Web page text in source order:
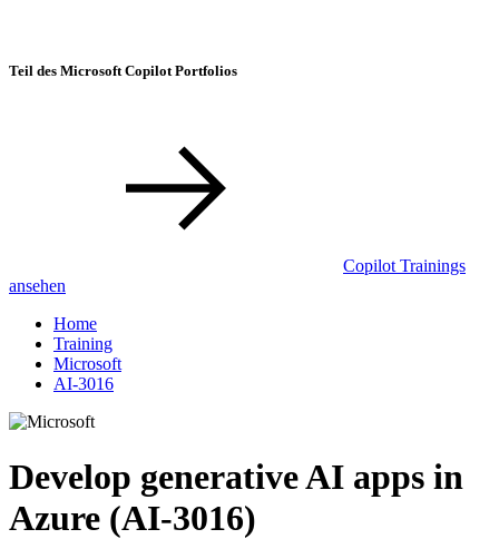
Teil des Microsoft Copilot Portfolios
Copilot Trainings
ansehen
Home
Training
Microsoft
AI-3016
Develop generative AI apps in
Azure (AI-3016)